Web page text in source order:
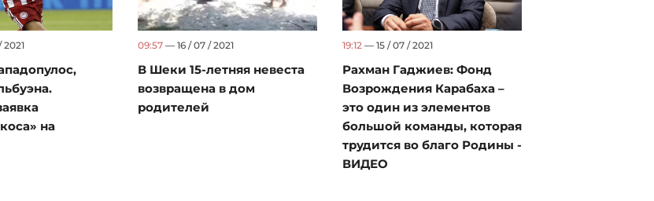
2021
на
09:57 — 16 / 07 / 2021
В Шеки 15-летняя невеста
возвращена в дом
родителей
19:12 — 15 / 07 / 2021
Рахман Гаджиев: Фонд
Возрождения Карабаха –
это один из элементов
большой команды, которая
трудится во благо Родины -
ВИДЕО